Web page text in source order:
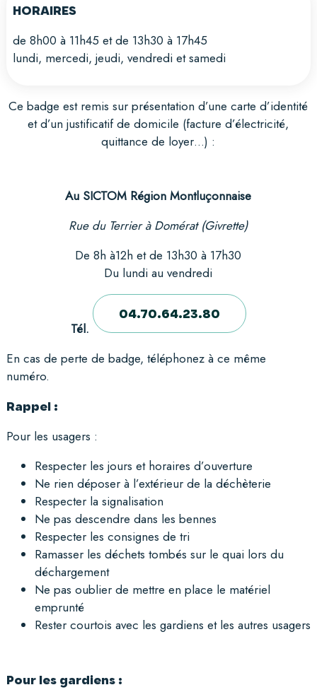
HORAIRES
de 8h00 à 11h45 et de 13h30 à 17h45
lundi, mercedi, jeudi, vendredi et samedi
Ce badge est remis sur présentation d’une carte d’identité
et d’un justificatif de domicile (facture d’électricité,
quittance de loyer…) :
Au SICTOM Région Montluçonnaise
Rue du Terrier à Domérat (Givrette)
De 8h à12h et de 13h30 à 17h30
Du lundi au vendredi
Tél.
04.70.64.23.80
En cas de perte de badge, téléphonez à ce même
numéro.
Rappel :
Pour les usagers :
Respecter les jours et horaires d’ouverture
Ne rien déposer à l’extérieur de la déchèterie
Respecter la signalisation
Ne pas descendre dans les bennes
Respecter les consignes de tri
Ramasser les déchets tombés sur le quai lors du
déchargement
Ne pas oublier de mettre en place le matériel
emprunté
Rester courtois avec les gardiens et les autres usagers
Pour les gardiens :